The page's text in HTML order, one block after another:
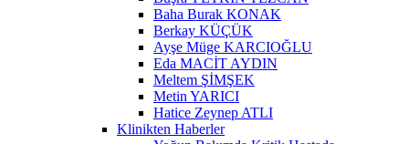
Baha Burak KONAK
Berkay KÜÇÜK
Ayşe Müge KARCIOĞLU
Eda MACİT AYDIN
Meltem ŞİMŞEK
Metin YARICI
Hatice Zeynep ATLI
Klinikten Haberler